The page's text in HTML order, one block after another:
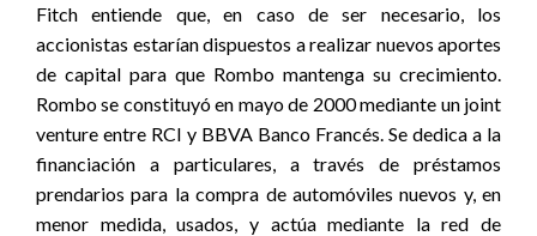
Fitch entiende que, en caso de ser necesario, los
accionistas estarían dispuestos a realizar nuevos aportes
de capital para que Rombo mantenga su crecimiento.
Rombo se constituyó en mayo de 2000 mediante un joint
venture entre RCI y BBVA Banco Francés. Se dedica a la
financiación a particulares, a través de préstamos
prendarios para la compra de automóviles nuevos y, en
menor medida, usados, y actúa mediante la red de